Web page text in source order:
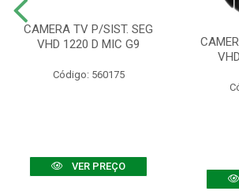
CAMERA TV P/SIST. SEG
VHD 1220 D MIC G9
Código: 560175
VER PREÇO